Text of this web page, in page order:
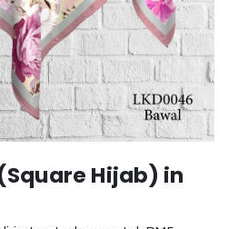
Hijab) in